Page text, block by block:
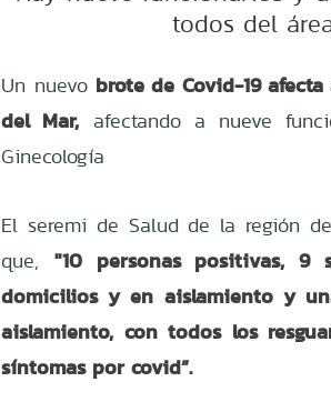
todos del
Un nuevo brote de Covid-19
del Mar, afectando a nueve
Ginecología
El seremi de Salud de la región
que, "10 personas positivas, 9
domicilios y en aislamiento y
aislamiento, con todos los
síntomas por covid”.